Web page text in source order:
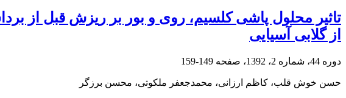
تاثیر محلول پاشی کلسیم، روی و بور بر ریزش قبل از
از گلابی آسیایی
دوره 44، شماره 2، 1392، صفحه 149-159
حسن خوش قلب، کاظم ارزانی، محمدجعفر ملکوتی، محسن برزگر